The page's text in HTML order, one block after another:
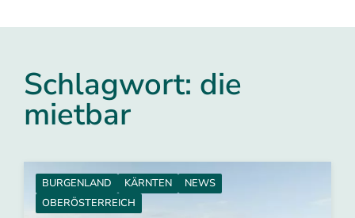
Schlagwort: die
mietbar
BURGENLAND KÄRNTEN
NEWS
OBERÖSTERREICH